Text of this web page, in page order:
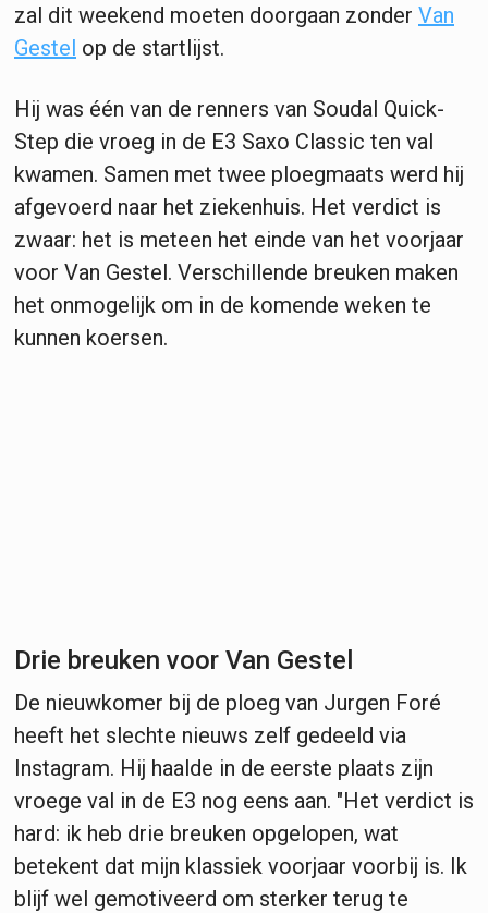
zal dit weekend moeten doorgaan zonder Van
Gestel op de startlijst.
Hij was één van de renners van Soudal Quick-
Step die vroeg in de E3 Saxo Classic ten val
kwamen. Samen met twee ploegmaats werd hij
afgevoerd naar het ziekenhuis. Het verdict is
zwaar: het is meteen het einde van het voorjaar
voor Van Gestel. Verschillende breuken maken
het onmogelijk om in de komende weken te
kunnen koersen.
Drie breuken voor Van Gestel
De nieuwkomer bij de ploeg van Jurgen Foré
heeft het slechte nieuws zelf gedeeld via
Instagram. Hij haalde in de eerste plaats zijn
vroege val in de E3 nog eens aan. "Het verdict is
hard: ik heb drie breuken opgelopen, wat
betekent dat mijn klassiek voorjaar voorbij is. Ik
blijf wel gemotiveerd om sterker terug te